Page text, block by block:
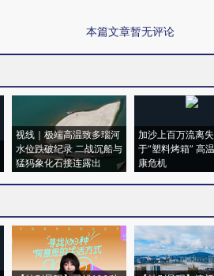
本篇文章暂无评论
视线｜极端高温致多瑙河
水位跌破纪录 二战沉船与
猛犸象化石接连露出
加沙上百万流离
于“塑料烤箱” 高
康危机